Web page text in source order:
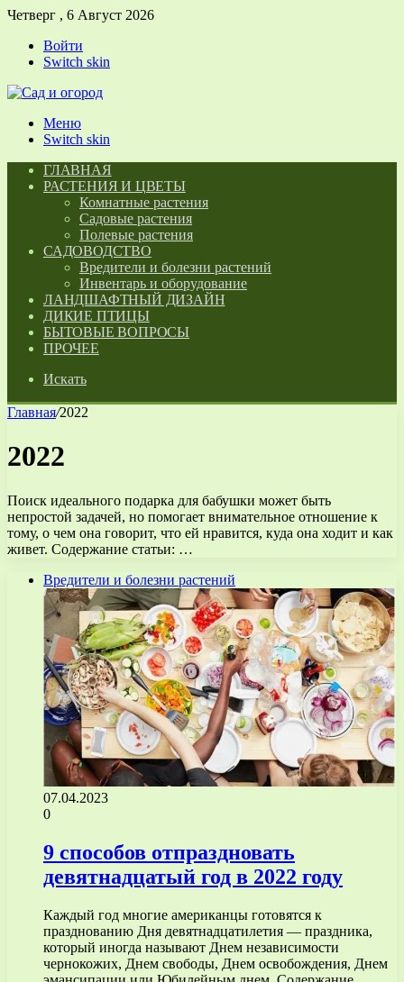
Четверг , 6 Август 2026
Войти
Switch skin
Меню
Switch skin
ГЛАВНАЯ
РАСТЕНИЯ И ЦВЕТЫ
Комнатные растения
Садовые растения
Полевые растения
САДОВОДСТВО
Вредители и болезни растений
Инвентарь и оборудование
ЛАНДШАФТНЫЙ ДИЗАЙН
ДИКИЕ ПТИЦЫ
БЫТОВЫЕ ВОПРОСЫ
ПРОЧЕЕ
Искать
Главная/2022
2022
Поиск идеального подарка для бабушки может быть
непростой задачей, но помогает внимательное отношение к
тому, о чем она говорит, что ей нравится, куда она ходит и как
живет. Содержание статьи: …
Вредители и болезни растений
07.04.2023
0
9 способов отпраздновать
девятнадцатый год в 2022 году
Каждый год многие американцы готовятся к
празднованию Дня девятнадцатилетия — праздника,
который иногда называют Днем независимости
чернокожих, Днем свободы, Днем освобождения, Днем